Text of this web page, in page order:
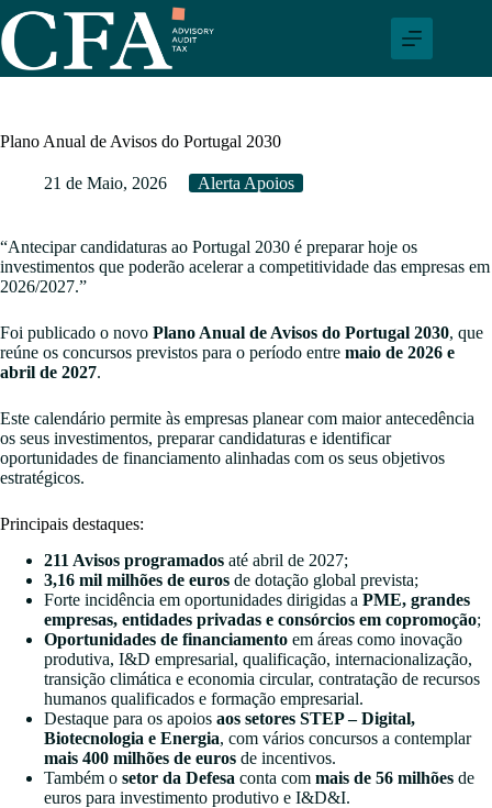
Pular
para
o
conteúdo
Plano Anual de Avisos do Portugal 2030
21 de Maio, 2026 Alerta Apoios
“Antecipar candidaturas ao Portugal 2030 é preparar hoje os
investimentos que poderão acelerar a competitividade das empresas em
2026/2027.”
Foi publicado o novo Plano Anual de Avisos do Portugal 2030, que
reúne os concursos previstos para o período entre maio de 2026 e
abril de 2027.
Este calendário permite às empresas planear com maior antecedência
os seus investimentos, preparar candidaturas e identificar
oportunidades de financiamento alinhadas com os seus objetivos
estratégicos.
Principais destaques:
211 Avisos programados até abril de 2027;
3,16 mil milhões de euros de dotação global prevista;
Forte incidência em oportunidades dirigidas a PME, grandes
empresas, entidades privadas e consórcios em copromoção;
Oportunidades de financiamento em áreas como inovação
produtiva, I&D empresarial, qualificação, internacionalização,
transição climática e economia circular, contratação de recursos
humanos qualificados e formação empresarial.
Destaque para os apoios aos setores STEP – Digital,
Biotecnologia e Energia, com vários concursos a contemplar
mais 400 milhões de euros de incentivos.
Também o setor da Defesa conta com mais de 56 milhões de
euros para investimento produtivo e I&D&I.